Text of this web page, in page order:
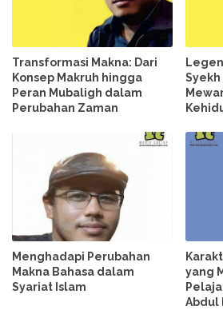
Transformasi Makna: Dari
Konsep Makruh hingga
Peran Mubaligh dalam
Perubahan Zaman
Syekh
Menghadapi Perubahan
Makna Bahasa dalam
Syariat Islam
yang
Abdul